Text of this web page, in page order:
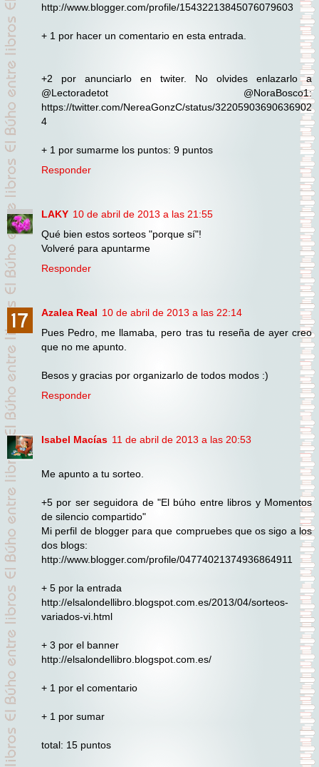
http://www.blogger.com/profile/15432213845076079603
+ 1 por hacer un comentario en esta entrada.
+2 por anunciarlo en twiter. No olvides enlazarlo a
@Lectoradetot @NoraBosco1:
https://twitter.com/NereaGonzC/status/32205903690636902
4
+ 1 por sumarme los puntos: 9 puntos
Responder
LAKY 10 de abril de 2013 a las 21:55
Qué bien estos sorteos "porque sí"!
Volveré para apuntarme
Responder
Azalea Real 10 de abril de 2013 a las 22:14
Pues Pedro, me llamaba, pero tras tu reseña de ayer creo
que no me apunto.
Besos y gracias por organizarlo de todos modos :)
Responder
Isabel Macías 11 de abril de 2013 a las 20:53
Me apunto a tu sorteo.
+5 por ser seguidora de "El búho entre libros y Momentos
de silencio compartido"
Mi perfil de blogger para que compruebes que os sigo a los
dos blogs:
http://www.blogger.com/profile/04774021374936864911
+ 5 por la entrada
http://elsalondellibro.blogspot.com.es/2013/04/sorteos-
variados-vi.html
+ 3 por el banner
http://elsalondellibro.blogspot.com.es/
+ 1 por el comentario
+ 1 por sumar
total: 15 puntos